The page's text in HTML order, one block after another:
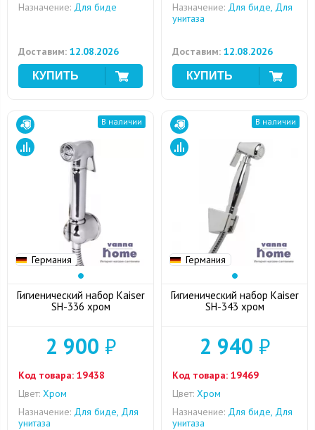
Назначение: Для биде
Доставим: 12.08.2026
Назначение: Для биде, Для
унитаза
Доставим: 12.08.2026
Германия
В наличии
Гигиенический набор Kaiser
SH-336 хром
2 900 ₽
Код товара: 19438
Цвет: Хром
Назначение: Для биде, Для
унитаза
Германия
В наличии
Гигиенический набор Kaiser
SH-343 хром
2 940 ₽
Код товара: 19469
Цвет: Хром
Назначение: Для биде, Для
унитаза